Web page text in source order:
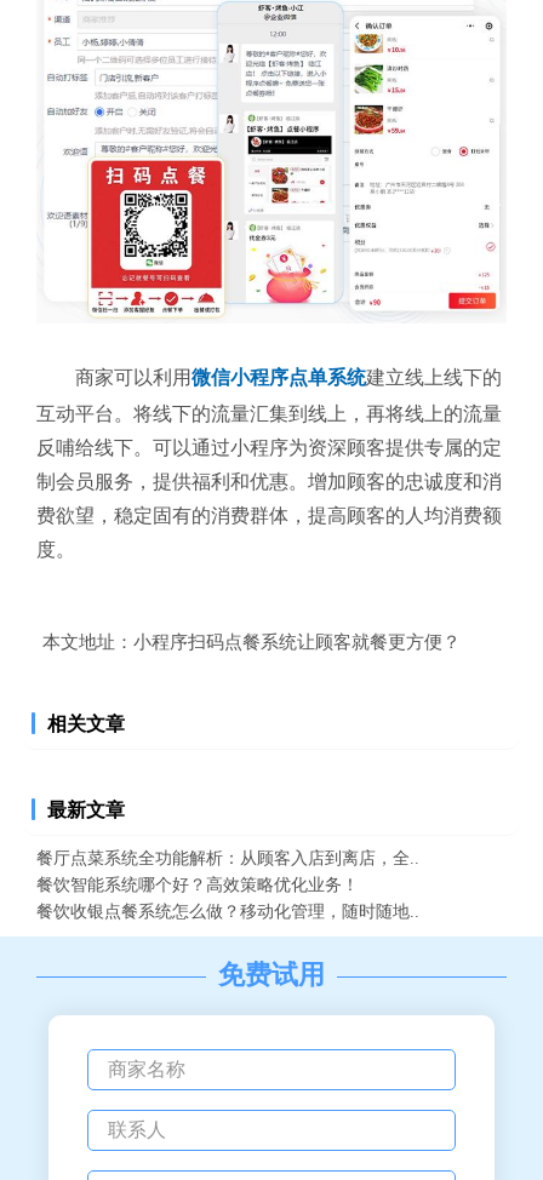
商家可以利用微信小程序点单系统建立线上线下的
互动平台。将线下的流量汇集到线上，再将线上的流量
反哺给线下。可以通过小程序为资深顾客提供专属的定
制会员服务，提供福利和优惠。增加顾客的忠诚度和消
费欲望，稳定固有的消费群体，提高顾客的人均消费额
度。
本文地址： 小程序扫码点餐系统让顾客就餐更方便？
相关文章
最新文章
餐厅点菜系统全功能解析：从顾客入店到离店，全..
餐饮智能系统哪个好？高效策略优化业务！
餐饮收银点餐系统怎么做？移动化管理，随时随地..
免费试用